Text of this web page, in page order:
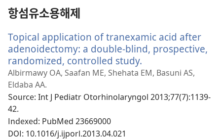
항섬유소용해제
Topical application of tranexamic acid after
adenoidectomy: a double-blind, prospective,
randomized, controlled study.
로
창
Albirmawy OA, Saafan ME, Shehata EM, Basuni AS,
Eldaba AA.
Source‎: Int J Pediatr Otorhinolaryngol 2013;77(7):1139-
42.
Indexed‎: PubMed 23669000
DOI‎: 10.1016/j.ijporl.2013.04.021